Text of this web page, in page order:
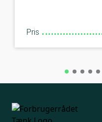
Pris